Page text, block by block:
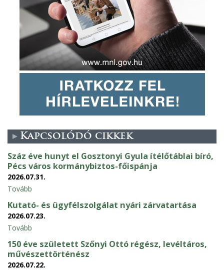
Kapcsolódó cikkek
Száz éve hunyt el Gosztonyi Gyula ítélőtáblai bíró,
Pécs város kormánybiztos-főispánja
2026.07.31.
Tovább
Kutató- és ügyfélszolgálat nyári zárvatartása
2026.07.23.
Tovább
150 éve született Szőnyi Ottó régész, levéltáros,
művészettörténész
2026.07.22.